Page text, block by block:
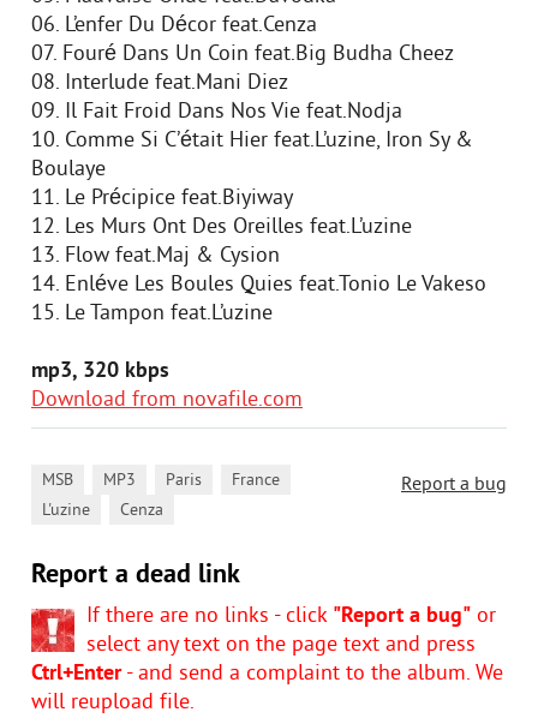
06. L’enfer Du Décor feat.Cenza
07. Fouré Dans Un Coin feat.Big Budha Cheez
08. Interlude feat.Mani Diez
09. Il Fait Froid Dans Nos Vie feat.Nodja
10. Comme Si C’était Hier feat.L’uzine, Iron Sy &
Boulaye
11. Le Précipice feat.Biyiway
12. Les Murs Ont Des Oreilles feat.L’uzine
13. Flow feat.Maj & Cysion
14. Enléve Les Boules Quies feat.Tonio Le Vakeso
15. Le Tampon feat.L’uzine
mp3, 320 kbps
Download from novafile.com
Report a bug
MSB MP3 Paris France
L'uzine Cenza
Report a dead link
If there are no links - click "Report a bug" or
select any text on the page text and press
Ctrl+Enter- and send a complaint to the album. We
will reupload file.